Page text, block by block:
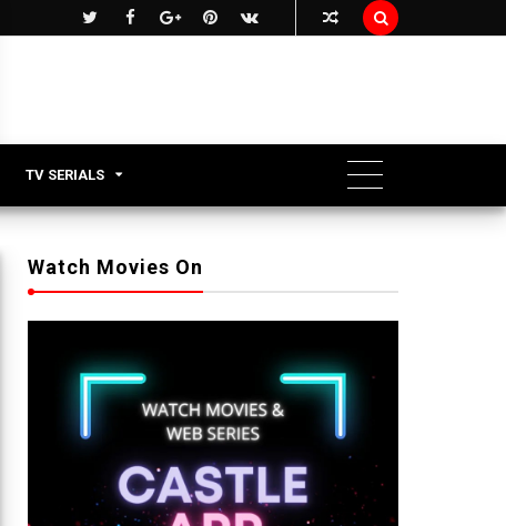

TV SERIALS
Watch Movies On